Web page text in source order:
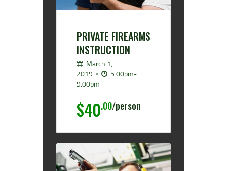
PRIVATE FIREARMS
INSTRUCTION
March 1,
2019
5.00pm-
9.00pm
$40.00 person